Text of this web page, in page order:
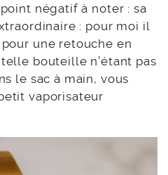
négatif à noter : sa
: pour moi il
une retouche en
bouteille n’étant pas
le sac à main, vous
vaporisateur